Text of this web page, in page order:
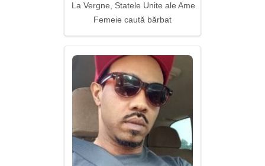
La Vergne, Statele Unite ale Americii
Femeie caută bărbat